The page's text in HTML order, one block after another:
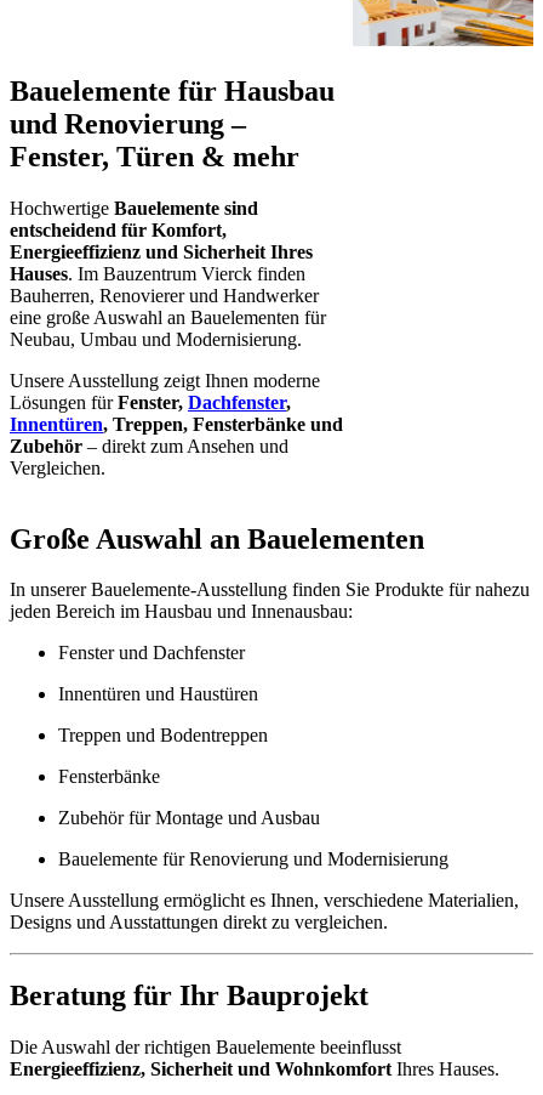
Bauelemente für Hausbau
und Renovierung –
Fenster, Türen & mehr
Hochwertige Bauelemente sind
entscheidend für Komfort,
Energieeffizienz und Sicherheit Ihres
Hauses. Im Bauzentrum Vierck finden
Bauherren, Renovierer und Handwerker
eine große Auswahl an Bauelementen für
Neubau, Umbau und Modernisierung.
Unsere Ausstellung zeigt Ihnen moderne
Lösungen fürFenster, Dachfenster,
Innentüren, Treppen, Fensterbänke und
Zubehör – direkt zum Ansehen und
Vergleichen.
Große Auswahl an Bauelementen
In unserer Bauelemente-Ausstellung finden Sie Produkte für nahezu
jeden Bereich im Hausbau und Innenausbau:
Fenster und Dachfenster
Innentüren und Haustüren
Treppen und Bodentreppen
Fensterbänke
Zubehör für Montage und Ausbau
Bauelemente für Renovierung und Modernisierung
Unsere Ausstellung ermöglicht es Ihnen, verschiedene Materialien,
Designs und Ausstattungen direkt zu vergleichen.
Beratung für Ihr Bauprojekt
Die Auswahl der richtigen Bauelemente beeinflusst
Energieeffizienz, Sicherheit und Wohnkomfort Ihres Hauses.